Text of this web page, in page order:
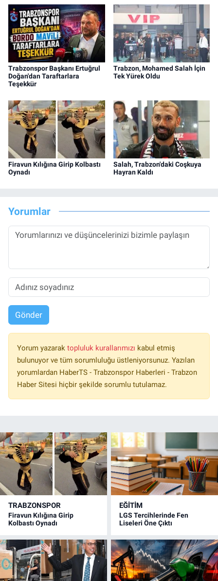
Trabzonspor Başkanı Ertuğrul
Doğan'dan Taraftarlara
Teşekkür
Trabzon, Mohamed Salah İçin
Tek Yürek Oldu
Firavun Kılığına Girip Kolbastı
Oynadı
Salah, Trabzon'daki Coşkuya
Hayran Kaldı
Yorumlar
Gönder
Yorum yazarak topluluk kurallarımızı kabul etmiş
bulunuyor ve tüm sorumluluğu üstleniyorsunuz. Yazılan
yorumlardan HaberTS - Trabzonspor Haberleri - Trabzon
Haber Sitesi hiçbir şekilde sorumlu tutulamaz.
TRABZONSPOR
Firavun Kılığına Girip
Kolbastı Oynadı
EĞİTİM
LGS Tercihlerinde Fen
Liseleri Öne Çıktı